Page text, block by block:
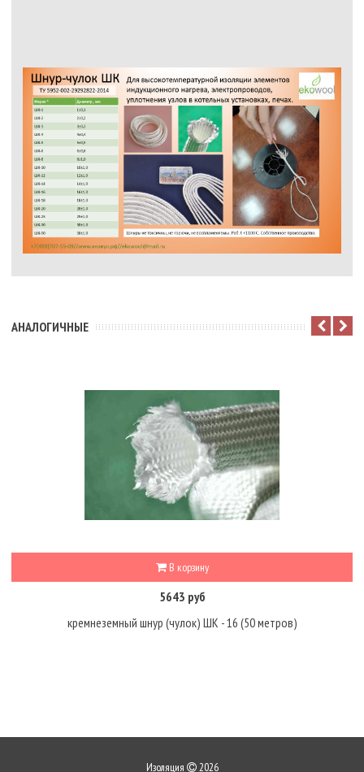
АНАЛОГИЧНЫЕ
В корзину
5643 руб
кремнеземный шнур (чулок) ШК - 16 (50 метров)
Изоляция 2026